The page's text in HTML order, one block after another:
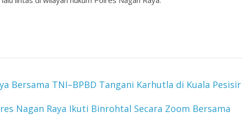
Bersama TNI–BPBD Tangani Karhutla di Kuala Pesisir
Nagan Raya Ikuti Binrohtal Secara Zoom Bersama